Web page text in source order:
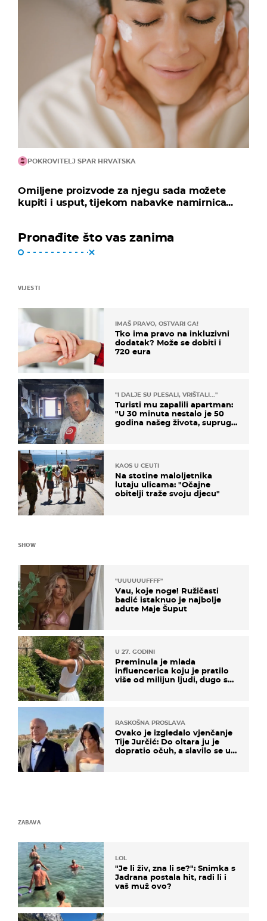
POKROVITELJ SPAR HRVATSKA
Omiljene proizvode za njegu sada možete
kupiti i usput, tijekom nabavke namirnica...
Pronađite što vas zanima
VIJESTI
IMAŠ PRAVO, OSTVARI GA!
Tko ima pravo na inkluzivni
dodatak? Može se dobiti i
720 eura
"I DALJE SU PLESALI, VRIŠTALI..."
Turisti mu zapalili apartman:
"U 30 minuta nestalo je 50
godina našeg života, supruga
KAOS U CEUTI
Na stotine maloljetnika
lutaju ulicama: "Očajne
obitelji traže svoju djecu"
SHOW
"UUUUUUFFFF"
Vau, koje noge! Ružičasti
badić istaknuo je najbolje
adute Maje Šuput
U 27. GODINI
Preminula je mlada
influencerica koju je pratilo
više od milijun ljudi, dugo se
RASKOŠNA PROSLAVA
Ovako je izgledalo vjenčanje
Tije Jurčić: Do oltara ju je
dopratio očuh, a slavilo se uz
ZABAVA
LOL
"Je li živ, zna li se?": Snimka s
Jadrana postala hit, radi li i
vaš muž ovo?